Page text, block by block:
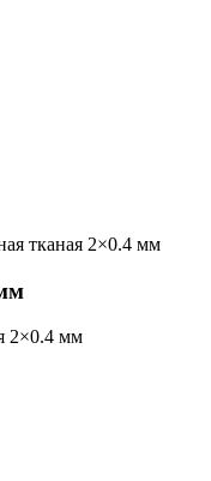
тканая 2×0.4 мм